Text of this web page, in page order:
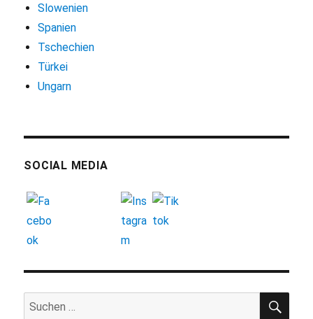
Slowenien
Spanien
Tschechien
Türkei
Ungarn
SOCIAL MEDIA
Suchen